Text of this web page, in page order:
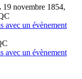
19 novembre 1854,